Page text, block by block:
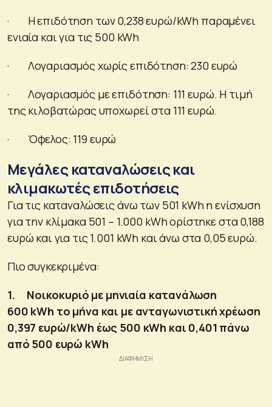
· Η επιδότηση των 0,238 ευρώ/kWh παραμένει
ενιαία και για τις 500 kWh
· Λογαριασμός χωρίς επιδότηση: 230 ευρώ
· Λογαριασμός με επιδότηση: 111 ευρώ. Η τιμή
της κιλοβατώρας υποχωρεί στα 111 ευρώ.
· Όφελος: 119 ευρώ
Μεγάλες καταναλώσεις και
κλιμακωτές επιδοτήσεις
Για τις καταναλώσεις άνω των 501 kWh η ενίσχυση
για την κλίμακα 501 – 1.000 kWh ορίστηκε στα 0,188
ευρώ και για τις 1.001 kWh και άνω στα 0,05 ευρώ.
Πιο συγκεκριμένα:
1. Νοικοκυριό με μηνιαία κατανάλωση
600 kWh το μήνα και με ανταγωνιστική χρέωση
0,397 ευρώ/kWh έως 500 κWh και 0,401 πάνω
από 500 ευρώ kWh